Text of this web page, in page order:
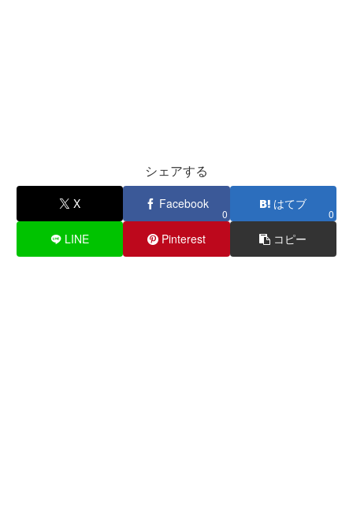
シェアする
X Facebook
0
はてブ
0
LINE Pinterest コピー